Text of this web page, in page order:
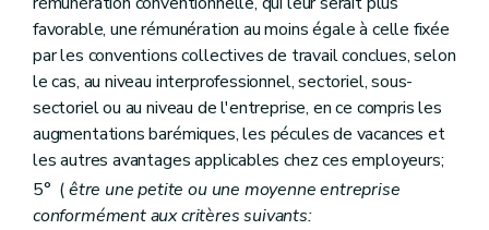
favorable, une rémunération au moins égale à celle fixée
par les conventions collectives de travail conclues, selon
le cas, au niveau interprofessionnel, sectoriel, sous-
sectoriel ou au niveau de l'entreprise, en ce compris les
augmentations barémiques, les pécules de vacances et
les autres avantages applicables chez ces employeurs;
5° (être une petite ou une moyenne entreprise
conformément aux critères suivants: